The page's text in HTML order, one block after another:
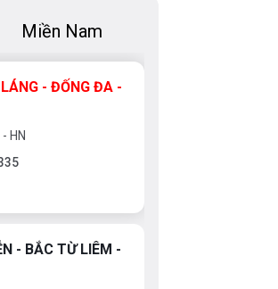
Miền Nam
- ĐỐNG ĐA -
HN
- BẮC TỪ LIÊM -